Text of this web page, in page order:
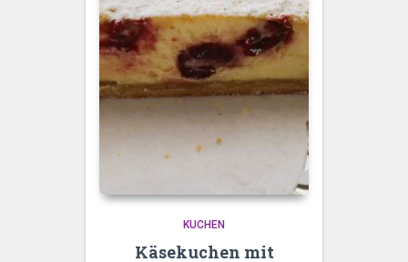
KUCHEN
Käsekuchen mit